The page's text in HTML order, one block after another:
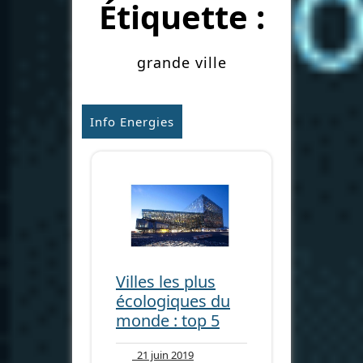
Étiquette :
grande ville
Info Energies
Villes les plus
écologiques du
monde : top 5
21 juin 201921